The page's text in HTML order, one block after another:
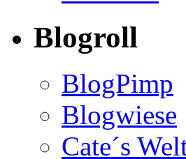
Blogroll
BlogPimp
Blogwiese
Cate´s